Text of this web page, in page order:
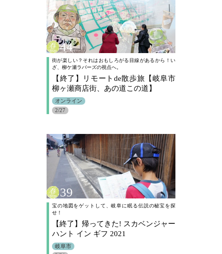
街が楽しい？それはおもしろがる目線があるから！い
ざ、柳ケ瀬ラバーズの視点へ。
【終了】リモートde散歩旅【岐阜市
柳ヶ瀬商店街、あの道この道】
オンライン
2/27
44
宝の地図をゲットして、岐阜に眠る伝説の秘宝を探
せ！
【終了】帰ってきた! スカベンジャー
ハント イン ギフ 2021
岐阜市
39